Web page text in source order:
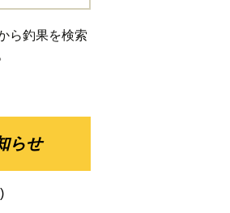
ら釣果を検索
らせ